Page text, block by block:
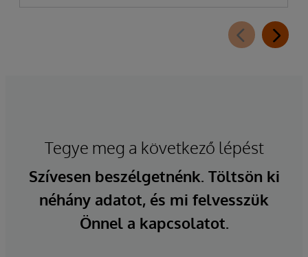
Tegye meg a következő lépést
Szívesen beszélgetnénk. Töltsön ki
néhány adatot, és mi felvesszük
Önnel a kapcsolatot.